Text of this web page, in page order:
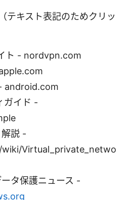
テキスト表記のためクリッ
ト - nordvpn.com
android.com
ガイド -
説 -
Virtual_private_netwo
タ保護ニュース -